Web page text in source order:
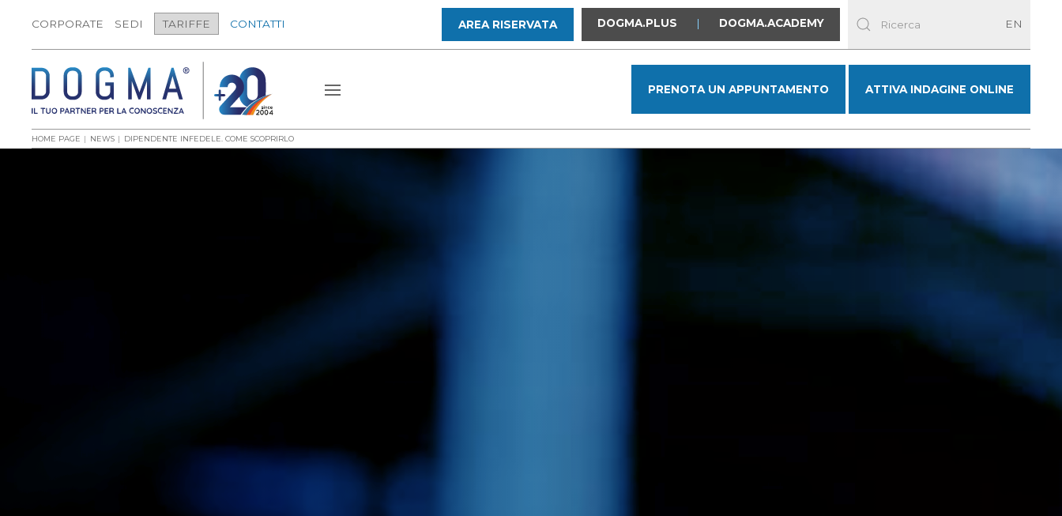
CORPORATE SEDI TARIFFE CONTATTI AREA RISERVATA DOGMA.PLUS | DOGMA.ACADEMY EN
PRENOTA UN APPUNTAMENTO ATTIVA INDAGINE ONLINE
HOME PAGE NEWS DIPENDENTE INFEDELE. COME SCOPRIRLO